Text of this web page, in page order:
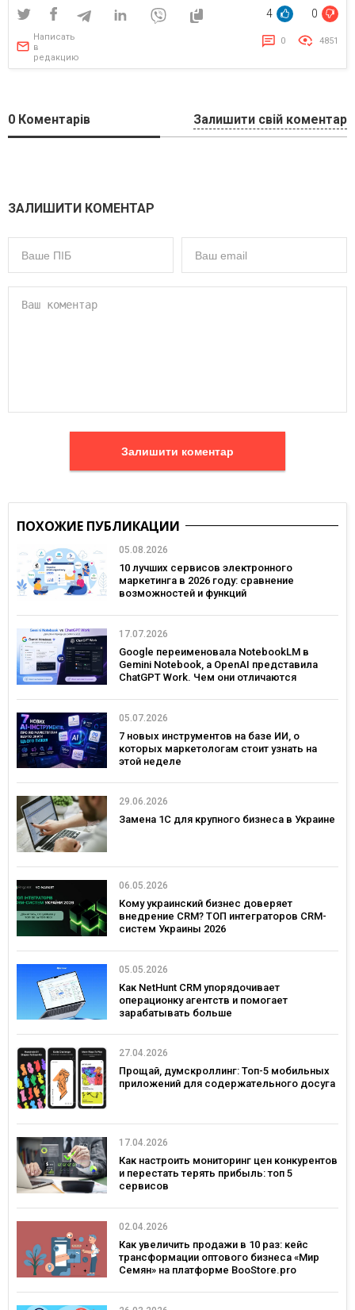
4 0
Написать
в
редакцию
0 4851
0 Коментарів Залишити свій коментар
ЗАЛИШИТИ КОМЕНТАР
Залишити коментар
ПОХОЖИЕ ПУБЛИКАЦИИ
05.08.2026
10 лучших сервисов электронного
маркетинга в 2026 году: сравнение
возможностей и функций
17.07.2026
Google переименовала NotebookLM в
Gemini Notebook, а OpenAI представила
ChatGPT Work. Чем они отличаются
05.07.2026
7 новых инструментов на базе ИИ, о
которых маркетологам стоит узнать на
этой неделе
29.06.2026
Замена 1С для крупного бизнеса в Украине
06.05.2026
Кому украинский бизнес доверяет
внедрение CRM? ТОП интеграторов CRM-
систем Украины 2026
05.05.2026
Как NetHunt CRM упорядочивает
операционку агентств и помогает
зарабатывать больше
27.04.2026
Прощай, думскроллинг: Топ-5 мобильных
приложений для содержательного досуга
17.04.2026
Как настроить мониторинг цен конкурентов
и перестать терять прибыль: топ 5
сервисов
02.04.2026
Как увеличить продажи в 10 раз: кейс
трансформации оптового бизнеса «Мир
Семян» на платформе BooStore.pro